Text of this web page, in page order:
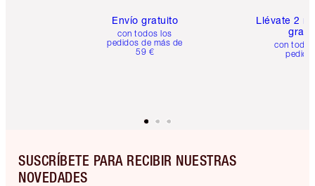
Envío gratuito
con todos los
pedidos de más de
59 €
Llévate 2
gratis
con
SUSCRÍBETE PARA RECIBIR NUESTRAS
NOVEDADES